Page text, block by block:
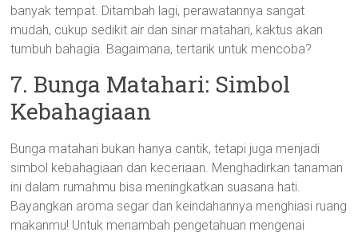
banyak tempat. Ditambah lagi, perawatannya sangat
mudah, cukup sedikit air dan sinar matahari, kaktus akan
tumbuh bahagia. Bagaimana, tertarik untuk mencoba?
7. Bunga Matahari: Simbol
Kebahagiaan
Bunga matahari bukan hanya cantik, tetapi juga menjadi
simbol kebahagiaan dan keceriaan. Menghadirkan tanaman
ini dalam rumahmu bisa meningkatkan suasana hati.
Bayangkan aroma segar dan keindahannya menghiasi ruang
makanmu! Untuk menambah pengetahuan mengenai